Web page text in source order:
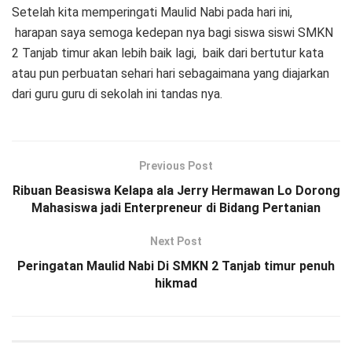
Setelah kita memperingati Maulid Nabi pada hari ini,
harapan saya semoga kedepan nya bagi siswa siswi SMKN
2 Tanjab timur akan lebih baik lagi, baik dari bertutur kata
atau pun perbuatan sehari hari sebagaimana yang diajarkan
dari guru guru di sekolah ini tandas nya.
Previous Post
Ribuan Beasiswa Kelapa ala Jerry Hermawan Lo Dorong
Mahasiswa jadi Enterpreneur di Bidang Pertanian
Next Post
Peringatan Maulid Nabi Di SMKN 2 Tanjab timur penuh
hikmad